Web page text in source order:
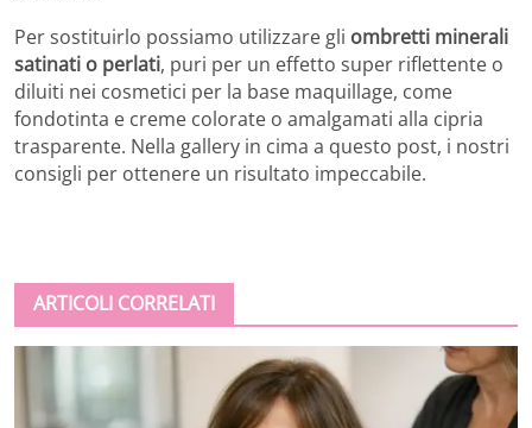
Per sostituirlo possiamo utilizzare gli ombretti minerali
satinati o perlati, puri per un effetto super riflettente o
diluiti nei cosmetici per la base maquillage, come
fondotinta e creme colorate o amalgamati alla cipria
trasparente. Nella gallery in cima a questo post, i nostri
consigli per ottenere un risultato impeccabile.
ARTICOLI CORRELATI